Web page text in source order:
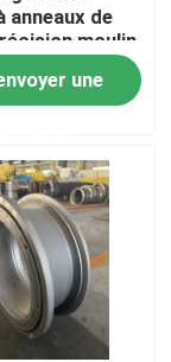
anneaux de
moulin
pour
une